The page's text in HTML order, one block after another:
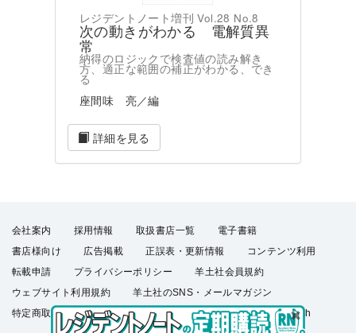
レジデントノート増刊 Vol.28 No.8
次の動きがわかる 電解質異
常
納得のロジックで検査値の読み解き
方、適正な範囲の補正がわかる、でき
る
座間味 亮／編
詳細を見る
会社案内 採用情報 取扱書店一覧
電子書籍
書店様向け
広告掲載 正誤表・更新情報
コンテンツ利用
転載申請
プライバシーポリシー
羊土社会員規約
ウェブサイト利用規約
羊土社のSNS・メールマガジン
特定商取引法に基づく表示
FAQ お問い合わせ English